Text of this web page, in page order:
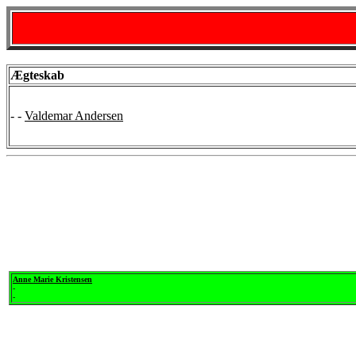
Ægteskab
- - Valdemar Andersen
Anne Marie Kristensen
-
-